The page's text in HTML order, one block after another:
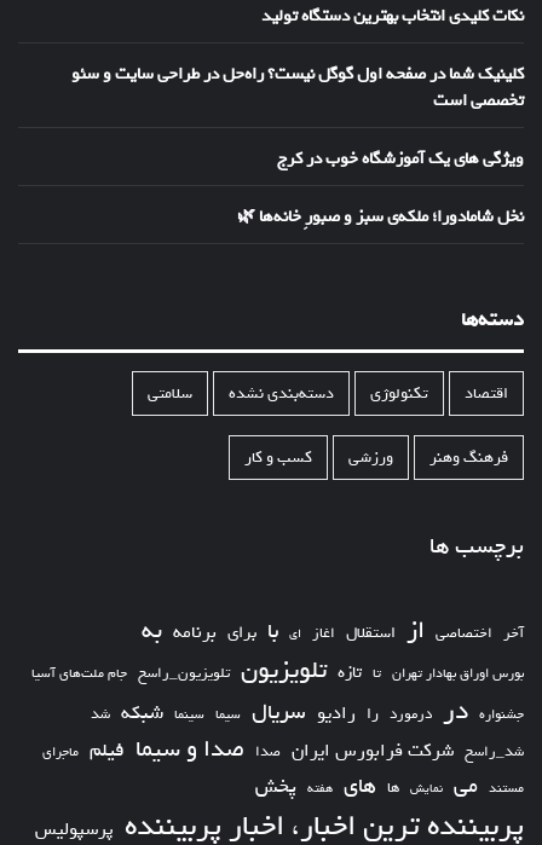
نکات کلیدی انتخاب بهترین دستگاه تولید
کلینیک شما در صفحه اول گوگل نیست؟ راه‌حل در طراحی سایت و سئو
تخصصی است
ویژگی های یک آموزشگاه خوب در کرج
نخل شامادورا؛ ملکه‌ی سبز و صبورِ خانه‌ها 🌿
دسته‌ها
اقتصاد تکنولوژی دسته‌بندی نشده سلامتی
فرهنگ وهنر ورزشی کسب و کار
برچسب ها
آخر اختصاصی از استقلال اغاز ای با برای برنامه به
بورس اوراق بهادار تهران تا تازه تلویزیون تلویزیون_راسخ جام ملت‌های آسیا
جشنواره در درمورد را رادیو سریال سیما سینما شبکه شد
شد_راسخ شرکت فرابورس ایران صدا صدا و سیما فیلم ماجرای
مستند می نمایش ها های هفته پخش
پربیننده ترین اخبار، اخبار پربیننده پرسپولیس